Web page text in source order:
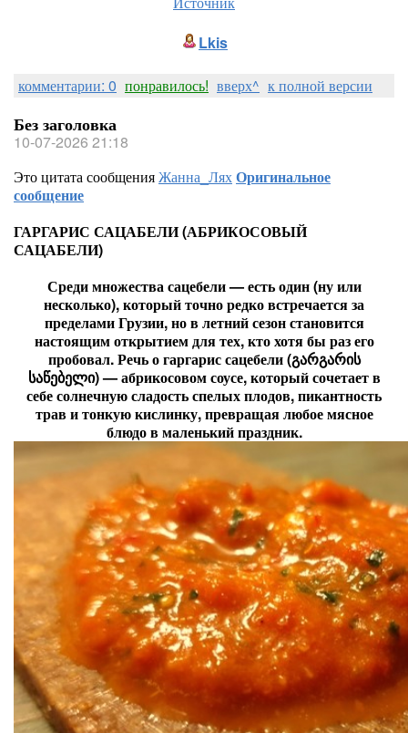
Lkis
комментарии: 0 понравилось! вверх^ к полной версии
Без заголовка
10-07-2026 21:18
Это цитата сообщенияЖанна_ЛяхОригинальное
сообщение
ГАРГАРИС САЦАБЕЛИ (АБРИКОСОВЫЙ
САЦАБЕЛИ)
Среди множества сацебели — есть один (ну или
несколько), который точно редко встречается за
пределами Грузии, но в летний сезон становится
настоящим открытием для тех, кто хотя бы раз его
пробовал. Речь о гаргарис сацебели (გარგარის
საწებელი) — абрикосовом соусе, который сочетает в
себе солнечную сладость спелых плодов, пикантность
трав и тонкую кислинку, превращая любое мясное
блюдо в маленький праздник.